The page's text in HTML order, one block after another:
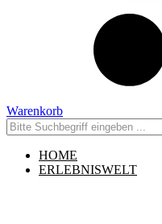
Warenkorb
HOME
ERLEBNISWELT